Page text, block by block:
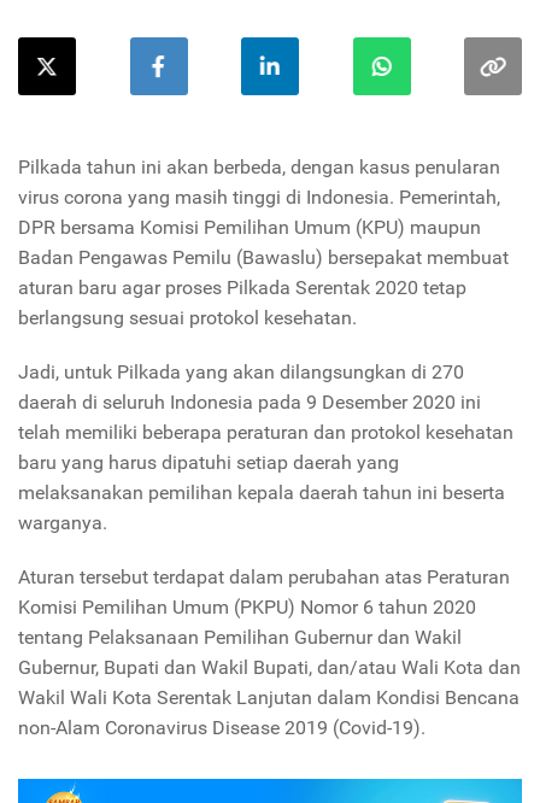
Pilkada tahun ini akan berbeda, dengan kasus penularan
virus corona yang masih tinggi di Indonesia. Pemerintah,
DPR bersama Komisi Pemilihan Umum (KPU) maupun
Badan Pengawas Pemilu (Bawaslu) bersepakat membuat
aturan baru agar proses Pilkada Serentak 2020 tetap
berlangsung sesuai protokol kesehatan.
Jadi, untuk Pilkada yang akan dilangsungkan di 270
daerah di seluruh Indonesia pada 9 Desember 2020 ini
telah memiliki beberapa peraturan dan protokol kesehatan
baru yang harus dipatuhi setiap daerah yang
melaksanakan pemilihan kepala daerah tahun ini beserta
warganya.
Aturan tersebut terdapat dalam perubahan atas Peraturan
Komisi Pemilihan Umum (PKPU) Nomor 6 tahun 2020
tentang Pelaksanaan Pemilihan Gubernur dan Wakil
Gubernur, Bupati dan Wakil Bupati, dan/atau Wali Kota dan
Wakil Wali Kota Serentak Lanjutan dalam Kondisi Bencana
non-Alam Coronavirus Disease 2019 (Covid-19).